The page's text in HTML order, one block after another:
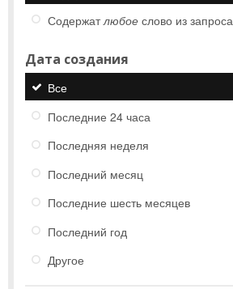
Содержатлюбое слово из запроса
Дата создания
Все
Последние 24 часа
Последняя неделя
Последний месяц
Последние шесть месяцев
Последний год
Другое